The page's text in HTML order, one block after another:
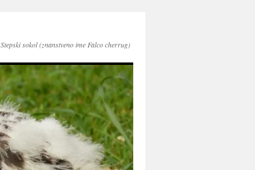
Stepski sokol (znanstveno ime Falco cherrug)